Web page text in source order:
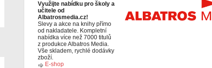
Využijte nabídku pro školy a
učitele od
Albatrosmedia.cz!
Slevy a akce na knihy přímo
od nakladatele. Kompletní
nabídka více než 7000 titulů
z produkce Albatros Media.
Vše skladem, rychlé dodávky
zboží.
E-shop